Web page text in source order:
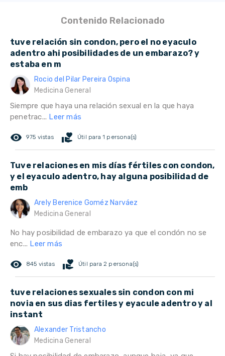
Contenido Relacionado
tuve relación sin condon, pero el no eyaculo
adentro ahi posibilidades de un embarazo? y
estaba en m
Rocio del Pilar Pereira Ospina
Medicina General
Siempre que haya una relación sexual en la que haya
penetrac... Leer más
remove_red_eye 975 vistas volunteer_activism Útil para 1 persona(s)
Tuve relaciones en mis días fértiles con condon,
y el eyaculo adentro, hay alguna posibilidad de
emb
Arely Berenice Goméz Narváez
Medicina General
No hay posibilidad de embarazo ya que el condón no se
enc... Leer más
remove_red_eye 845 vistas volunteer_activism Útil para 2 persona(s)
tuve relaciones sexuales sin condon con mi
novia en sus dias fertiles y eyacule adentro y al
instant
Alexander Tristancho
Medicina General